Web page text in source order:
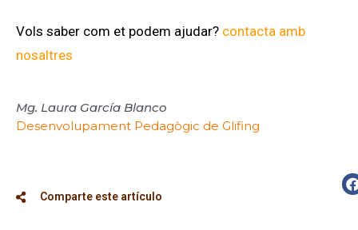
Vols saber com et podem ajudar? contacta amb
nosaltres
Mg. Laura García Blanco
Desenvolupament Pedagògic de Glifing
Comparte este artículo